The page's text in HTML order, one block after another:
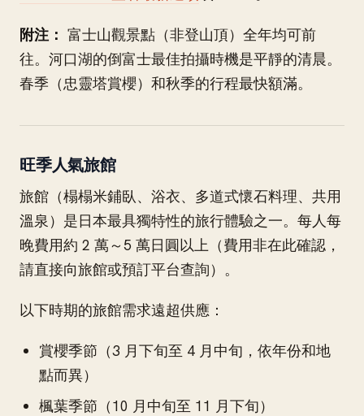
附注： 富士山觀景點（非登山頂）全年均可前
往。河口湖的倒富士最佳拍攝時機是平靜的清晨。
春季（忠靈塔賞櫻）和秋季的行程最快額滿。
旺季人氣旅館
旅館（榻榻米鋪臥、浴衣、多道式懷石料理、共用
溫泉）是日本最具獨特性的旅行體驗之一。每人每
晚費用約 2 萬～5 萬日圓以上（費用非在此確認，
請直接向旅館或預訂平台查詢）。
以下時期的旅館需求遠超供應：
賞櫻季節（3 月下旬至 4 月中旬，依年份和地
點而異）
楓葉季節（10 月中旬至 11 月下旬）